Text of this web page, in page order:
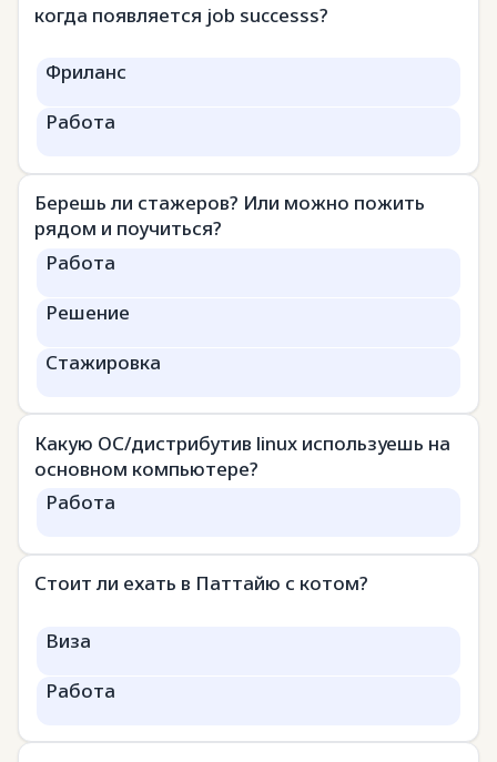
когда появляется job successs?
Фриланс
Работа
Берешь ли стажеров? Или можно пожить
рядом и поучиться?
Работа
Решение
Стажировка
Какую ОС/дистрибутив linux используешь на
основном компьютере?
Работа
Стоит ли ехать в Паттайю с котом?
Виза
Работа